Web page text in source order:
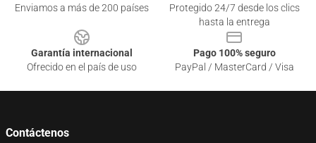
Enviamos a más de 200 países
Protegido 24/7 desde los clics
hasta la entrega
Garantía internacional
Ofrecido en el país de uso
Pago 100% seguro
PayPal / MasterCard / Visa
Contáctenos